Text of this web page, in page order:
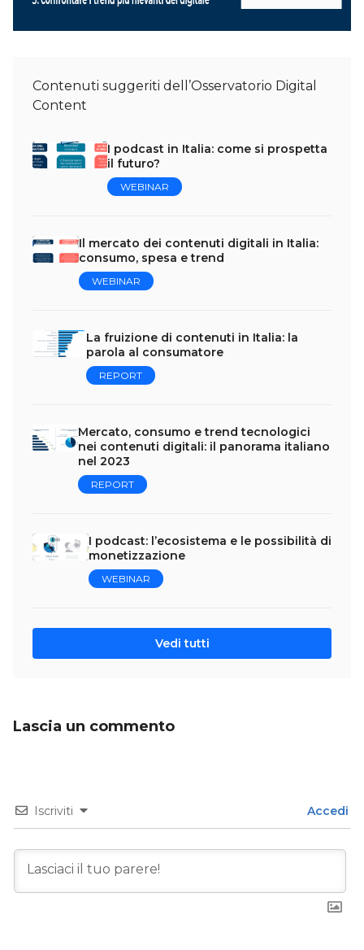
Contenuti suggeriti dell’Osservatorio Digital
Content
I podcast in Italia: come si prospetta
il futuro?
WEBINAR
Il mercato dei contenuti digitali in Italia:
consumo, spesa e trend
WEBINAR
La fruizione di contenuti in Italia: la
parola al consumatore
REPORT
Mercato, consumo e trend tecnologici
nei contenuti digitali: il panorama italiano
nel 2023
REPORT
I podcast: l’ecosistema e le possibilità di
monetizzazione
WEBINAR
Vedi tutti
Lascia un commento
Iscriviti Accedi